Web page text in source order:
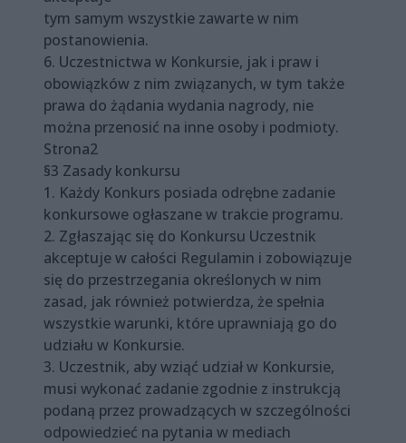
tym samym wszystkie zawarte w nim
postanowienia.
6. Uczestnictwa w Konkursie, jak i praw i
obowiązków z nim związanych, w tym także
prawa do żądania wydania nagrody, nie
można przenosić na inne osoby i podmioty.
Strona2
§3 Zasady konkursu
1. Każdy Konkurs posiada odrębne zadanie
konkursowe ogłaszane w trakcie programu.
2. Zgłaszając się do Konkursu Uczestnik
akceptuje w całości Regulamin i zobowiązuje
się do przestrzegania określonych w nim
zasad, jak również potwierdza, że spełnia
wszystkie warunki, które uprawniają go do
udziału w Konkursie.
3. Uczestnik, aby wziąć udział w Konkursie,
musi wykonać zadanie zgodnie z instrukcją
podaną przez prowadzących w szczególności
odpowiedzieć na pytania w mediach